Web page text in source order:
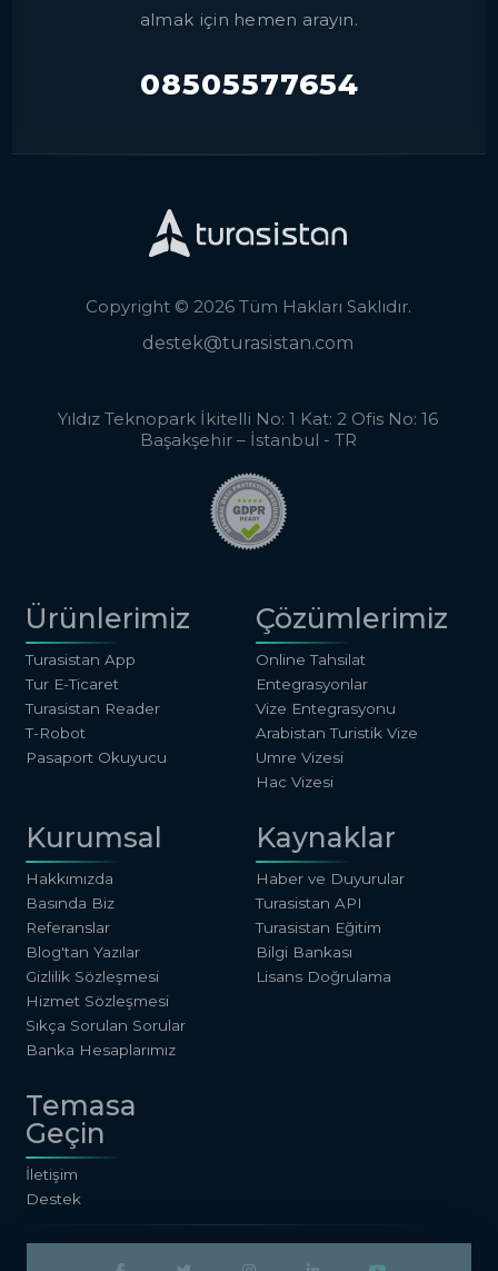
almak için hemen arayın.
08505577654
Copyright © 2026 Tüm Hakları Saklıdır.
destek@turasistan.com
Yıldız Teknopark İkitelli No: 1 Kat: 2 Ofis No: 16
Başakşehir – İstanbul - TR
Ürünlerimiz
Turasistan App
Tur E-Ticaret
Turasistan Reader
T-Robot
Pasaport Okuyucu
Çözümlerimiz
Online Tahsilat
Entegrasyonlar
Vize Entegrasyonu
Arabistan Turistik Vize
Umre Vizesi
Hac Vizesi
Kurumsal
Hakkımızda
Basında Biz
Referanslar
Blog'tan Yazılar
Gizlilik Sözleşmesi
Hizmet Sözleşmesi
Sıkça Sorulan Sorular
Banka Hesaplarımız
Kaynaklar
Haber ve Duyurular
Turasistan API
Turasistan Eğitim
Bilgi Bankası
Lisans Doğrulama
Temasa
Geçin
İletişim
Destek